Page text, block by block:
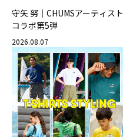
守矢 努｜CHUMSアーティスト
コラボ第5弾
2026.08.07